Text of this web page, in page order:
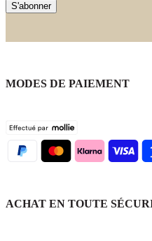
S'abonner
MODES DE PAIEMENT
ACHAT EN TOUTE